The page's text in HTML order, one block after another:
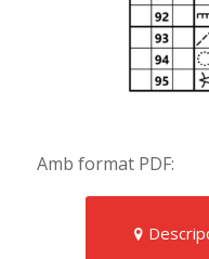
Amb format PDF: